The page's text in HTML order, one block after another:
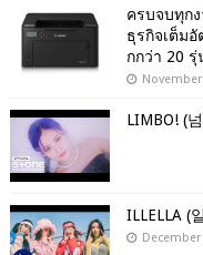
ครบจบทุก
ธุรกิจเต็ม
กกว่า 20 รุ่
LIMBO! (
ILLELLA (
December